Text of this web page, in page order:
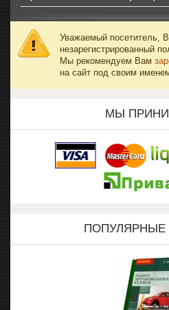
Уважаемый посетитель,
незарегистрированный
Мы рекомендуем Вам
на сайт под своим
МЫ
ПОПУЛЯРНЫЕ